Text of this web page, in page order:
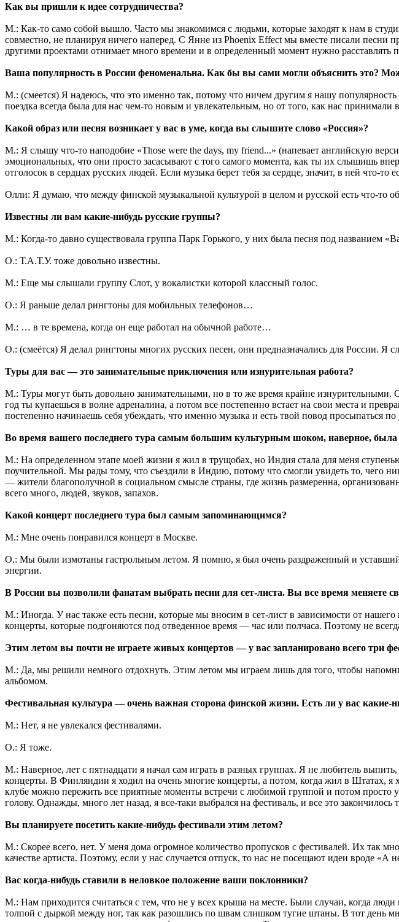
Как вы пришли к идее сотрудничества?
М.: Как-то само собой вышло. Часто мы знакомимся с людьми, которые заходят к нам в
совместно, не планируя ничего наперед. С Янне из Phoenix Effect мы вместе писали
другими проектами отнимает много времени и в определенный момент нужно расставлять
Ваша популярность в России феноменальна. Как бы вы сами могли объяснить это?
М.: (смеется) Я надеюсь, что это именно так, потому что ничем другим я нашу
поездка всегда была для нас чем-то новым и увлекательным, но от того, как нас
Какой образ или песня возникает у вас в уме, когда вы слышите слово «Россия»?
М.: Я слышу что-то наподобие «Those were the days, my friend...» (напевает английскую
эмоциональных, что они просто засасывают с того самого момента, как ты их слышишь
отголосок в сердцах русских людей. Если музыка берет тебя за сердце, значит, в ней что-то
Олли: Я думаю, что между финской музыкальной культурой в целом и русской есть что-то
Известны ли вам какие-нибудь русские группы?
М.: Когда-то давно существовала группа Парк Горького, у них была песня под названием
О.: Т.А.Т.У. тоже довольно известны.
М.: Ещe мы слышали группу Слот, у вокалистки которой классный голос.
О.: Я раньше делал рингтоны для мобильных телефонов…
М.: … в те времена, когда он еще работал на обычной работе…
О.: (смеётся) Я делал рингтоны многих русских песен, они предназначались для России.
Туры для вас — это занимательные приключения или изнурительная работа?
М.: Туры могут быть довольно занимательными, но в то же время крайне изнурительными.
год ты купаешься в волне адреналина, а потом все постепенно встает на свои места и
постепенно начинаешь себя убеждать, что именно музыка и есть твой повод просыпаться
Во время вашего последнего тура самым большим культурным шоком, наверное,
М.: На определенном этапе моей жизни я жил в трущобах, но Индия стала для меня
поучительной. Мы рады тому, что съездили в Индию, потому что смогли увидеть то, чего
— жители благополучной в социальном смысле страны, где жизнь размеренна,
всего много, людей, звуков, запахов.
Какой концерт последнего тура был самым запоминающимся?
М.: Мне очень понравился концерт в Москве.
О.: Мы были измотаны гастрольным летом. Я помню, я был очень раздраженный и
энергии.
В России вы позволили фанатам выбрать песни для сет-листа. Вы все время меняете
М.: Иногда. У нас также есть песни, которые мы вносим в сет-лист в зависимости от
концерты, которые подгоняются под отведенное время — час или полчаса. Поэтому не
Этим летом вы почти не играете живых концертов — у вас запланировано всего три
М.: Да, мы решили немного отдохнуть. Этим летом мы играем лишь для того, чтобы
альбомом.
Фестивальная культура — очень важная сторона финской жизни. Есть ли у вас
М.: Нет, я не увлекался фестивалями.
О.: Я тоже.
М.: Наверное, лет с пятнадцати я начал сам играть в разных группах. Я не любитель
концерты. В Финляндии я ходил на очень многие концерты, а потом, когда жил в Штатах,
клубе можно пережить все приятные моменты встречи с любимой группой и потом просто
голову. Однажды, много лет назад, я все-таки выбрался на фестиваль, и все это
Вы планируете посетить какие-нибудь фестивали этим летом?
М.: Скорее всего, нет. У меня дома огромное количество пропусков с фестивалей. Их так
качестве артиста. Поэтому, если у нас случается отпуск, то нас не посещают идеи вроде «А
Вас когда-нибудь ставили в неловкое положение ваши поклонники?
М.: Нам приходится считаться с тем, что не у всех крыша на месте. Были случаи, когда
толпой с дыркой между ног, так как разошлись по швам слишком тугие штаны. В тот день